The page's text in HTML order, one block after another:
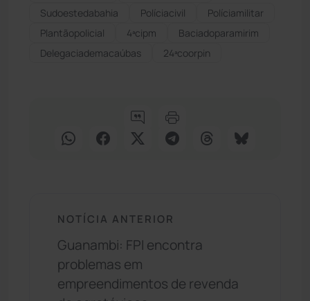
Sudoestedabahia
Políciacivil
Políciamilitar
Plantãopolicial
4ªcipm
Baciadoparamirim
Delegaciademacaúbas
24ªcoorpin
NOTÍCIA ANTERIOR
Guanambi: FPI encontra
problemas em
empreendimentos de revenda